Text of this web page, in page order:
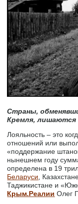
Страны,
Кремля, лишаются
Лояльность – это
отношений или
«поддержание
нынешнем году
определена в 19
Беларуси ,
Таджикистане и
Крым.Реалии Олег